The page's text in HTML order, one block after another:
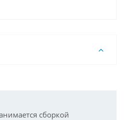
сборкой